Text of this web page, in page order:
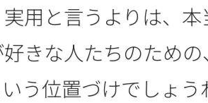
用と言うよりは、
きな人たちのため
う位置づけでしょう